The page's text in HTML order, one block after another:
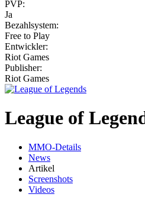
PVP:
Ja
Bezahlsystem:
Free to Play
Entwickler:
Riot Games
Publisher:
Riot Games
League of
MMO-Details
News
Artikel
Screenshots
Videos